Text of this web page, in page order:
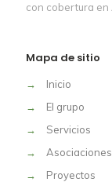
con cobertura en
Mapa de sitio
→
Inicio
→
El grupo
→
Servicios
→
Asociaciones
→
Proyectos